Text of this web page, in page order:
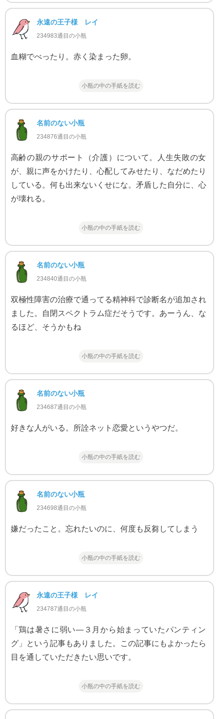
永遠の王子様 レイ
234983通目の小瓶
血糊でべったり。赤く染まった卵。
小瓶の中の手紙を読む
名前のない小瓶
234876通目の小瓶
高齢の親のサポート（介護）について。人生失敗の女
が、親に声をかけたり、心配してみせたり、なだめたり
している。何も出来ないくせにな。矛盾した自分に、心
が壊れる。
小瓶の中の手紙を読む
名前のない小瓶
234840通目の小瓶
双極性障害の治療で通ってる精神科で診断名が追加され
ました。自閉スペクトラム症だそうです。あーうん、な
るほど、そうかもね
小瓶の中の手紙を読む
名前のない小瓶
234687通目の小瓶
好きな人がいる。所詮ネット恋愛というやつだ。
小瓶の中の手紙を読む
名前のない小瓶
234698通目の小瓶
嫌だったこと。忘れたいのに、何度も反芻してしまう
小瓶の中の手紙を読む
永遠の王子様 レイ
234787通目の小瓶
「鶏は暑さに弱い—３月から始まっていたパンティン
グ」という記事もありました。この記事にもよかったら
目を通していただきたい思いです。
小瓶の中の手紙を読む